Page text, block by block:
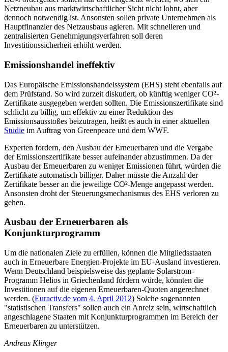
Netzneubau aus marktwirtschaftlicher Sicht nicht lohnt, aber
dennoch notwendig ist. Ansonsten sollen private Unternehmen als
Hauptfinanzier des Netzausbaus agieren. Mit schnelleren und
zentralisierten Genehmigungsverfahren soll deren
Investitionssicherheit erhöht werden.
Emissionshandel ineffektiv
Das Europäische Emissionshandelssystem (EHS) steht ebenfalls auf
dem Prüfstand. So wird zurzeit diskutiert, ob künftig weniger CO²-
Zertifikate ausgegeben werden sollten. Die Emissionszertifikate sind
schlicht zu billig, um effektiv zu einer Reduktion des
Emissionsausstoßes beizutragen, heißt es auch in einer aktuellen
Studie im Auftrag von Greenpeace und dem WWF.
Experten fordern, den Ausbau der Erneuerbaren und die Vergabe
der Emissionszertifikate besser aufeinander abzustimmen. Da der
Ausbau der Erneuerbaren zu weniger Emissionen führt, würden die
Zertifikate automatisch billiger. Daher müsste die Anzahl der
Zertifikate besser an die jeweilige CO²-Menge angepasst werden.
Ansonsten droht der Steuerungsmechanismus des EHS verloren zu
gehen.
Ausbau der Erneuerbaren als
Konjunkturprogramm
Um die nationalen Ziele zu erfüllen, können die Mitgliedsstaaten
auch in Erneuerbare Energien-Projekte im EU-Ausland investieren.
Wenn Deutschland beispielsweise das geplante Solarstrom-
Programm Helios in Griechenland fördern würde, könnten die
Investitionen auf die eigenen Erneuerbaren-Quoten angerechnet
werden. (Euractiv.de vom 4. April 2012) Solche sogenannten
"statistischen Transfers" sollen auch ein Anreiz sein, wirtschaftlich
angeschlagene Staaten mit Konjunkturprogrammen im Bereich der
Erneuerbaren zu unterstützen.
Andreas Klinger